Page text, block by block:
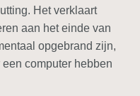
Het verklaart
aan het einde van
opgebrand zijn,
computer hebben